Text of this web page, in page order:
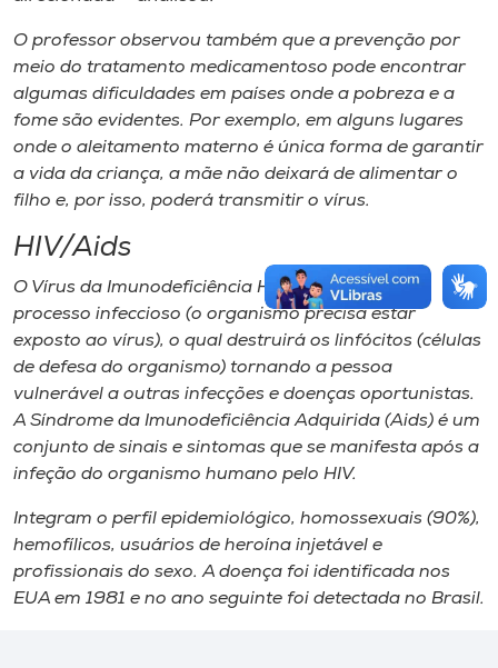
O professor observou também que a prevenção por
meio do tratamento medicamentoso pode encontrar
algumas dificuldades em países onde a pobreza e a
fome são evidentes. Por exemplo, em alguns lugares
onde o aleitamento materno é única forma de garantir
a vida da criança, a mãe não deixará de alimentar o
filho e, por isso, poderá transmitir o vírus.
HIV/Aids
O Vírus da Imunodeficiência Humana (HIV) é o
processo infeccioso (o organismo precisa estar
exposto ao vírus), o qual destruirá os linfócitos (células
de defesa do organismo) tornando a pessoa
vulnerável a outras infecções e doenças oportunistas.
A Síndrome da Imunodeficiência Adquirida (Aids) é um
conjunto de sinais e sintomas que se manifesta após a
infeção do organismo humano pelo HIV.
Integram o perfil epidemiológico, homossexuais (90%),
hemofílicos, usuários de heroína injetável e
profissionais do sexo. A doença foi identificada nos
EUA em 1981 e no ano seguinte foi detectada no Brasil.